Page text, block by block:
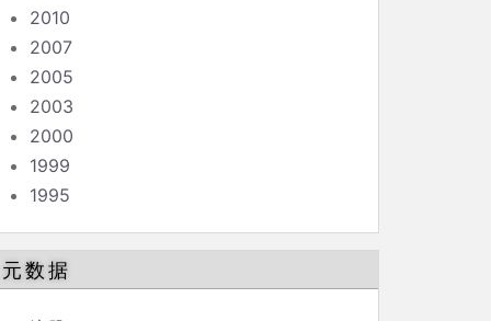
2010
2007
2005
2003
2000
1999
1995
元数据